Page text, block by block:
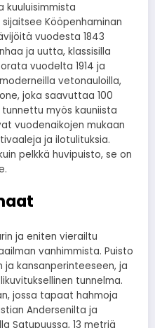
kuuluisimmista
Kööpenhaminan
vuodesta 1843
ja uutta, klassisilla
vuodelta 1914 ja
vetonauloilla,
joka saavuttaa 100
myös kauniista
vuodenaikojen mukaan
ja ilotulituksia.
pelkkä huvipuisto, se on
ja eniten vierailtu
vanhimmista. Puisto
ja kansanperinteeseen, ja
tunnelma.
jossa tapaat hahmoja
Andersenilta ja
Satupuussa, 13 metriä